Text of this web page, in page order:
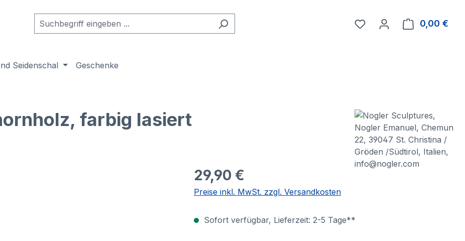
0,00 €
Seidenschal Geschenke
farbig lasiert
29,90 €
Preise inkl. MwSt. zzgl. Versandkosten
Sofort verfügbar, Lieferzeit: 2-5 Tage**